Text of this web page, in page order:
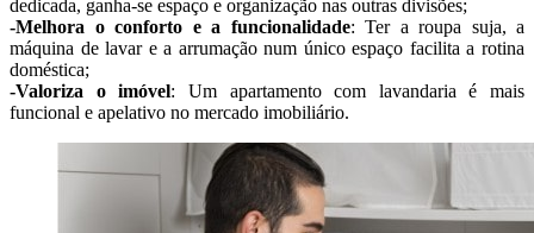
dedicada, ganha-se espaço e organização nas outras divisões;
-Melhora o conforto e a funcionalidade: Ter a roupa suja, a
máquina de lavar e a arrumação num único espaço facilita a rotina
doméstica;
-Valoriza o imóvel: Um apartamento com lavandaria é mais
funcional e apelativo no mercado imobiliário.